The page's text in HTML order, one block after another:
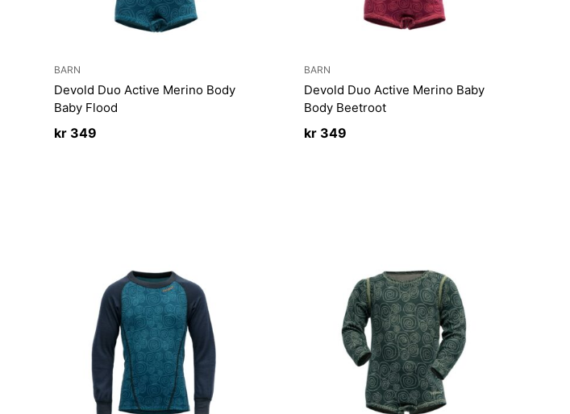
BARN
Devold Duo Active Merino Body
Baby Flood
kr349
BARN
Devold Duo Active Merino Baby
Body Beetroot
kr349